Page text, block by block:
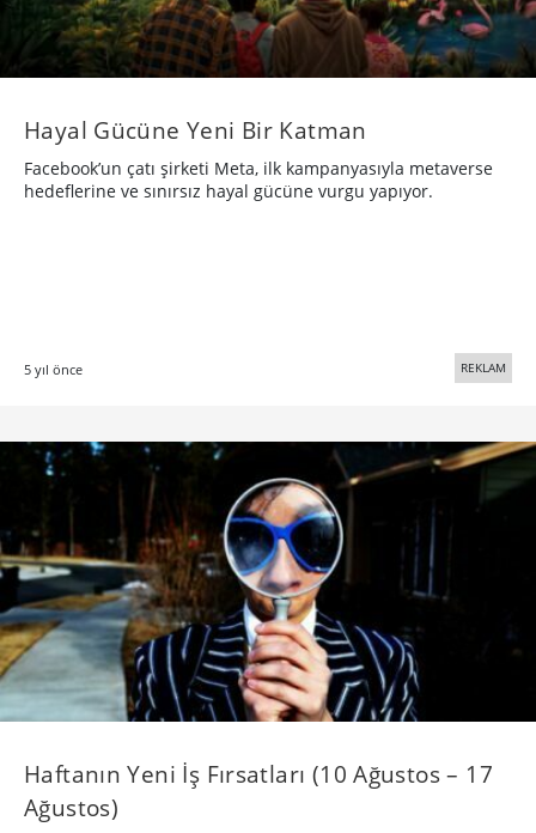
Hayal Gücüne Yeni Bir Katman
Facebook’un çatı şirketi Meta, ilk kampanyasıyla metaverse
hedeflerine ve sınırsız hayal gücüne vurgu yapıyor.
5 yıl önce REKLAM
Haftanın Yeni İş Fırsatları (10 Ağustos – 17
Ağustos)